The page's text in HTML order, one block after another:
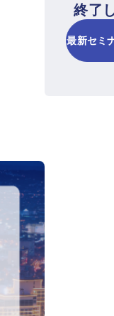
終了
最新セミ